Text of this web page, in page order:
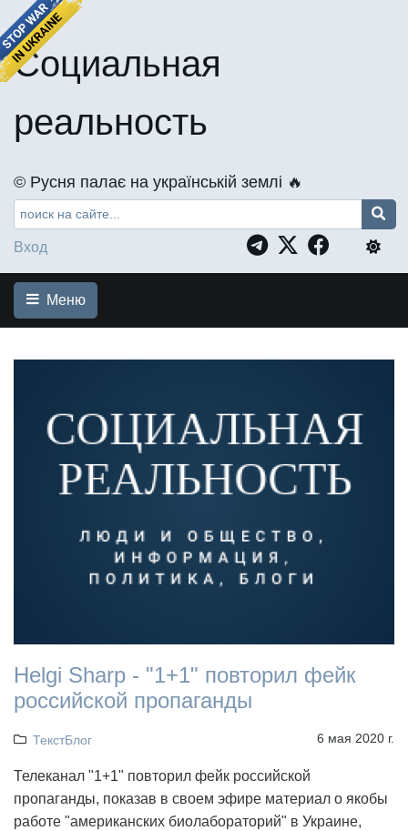
Социальная
реальность
©️ Русня палає на українській землі 🔥
Вход
Меню
Helgi Sharp - "1+1" повторил фейк
российской пропаганды
ТекстБлог 6 мая 2020 г.
Телеканал "1+1" повторил фейк российской
пропаганды, показав в своем эфире материал о якобы
работе "американских биолабораторий" в Украине,